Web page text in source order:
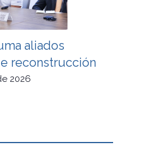
aliados
reconstrucción
2026